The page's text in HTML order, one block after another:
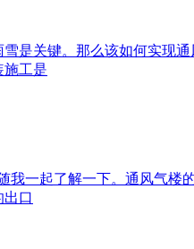
是关键。那么该如何实现
施工是
我一起了解一下。通风气
出口